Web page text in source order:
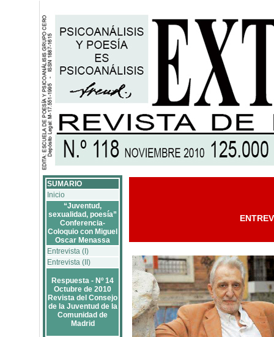
SUMARIO
Inicio
“Juventud,
sexualidad, poesía”
Conferencia-
Coloquio con Miguel
Oscar Menassa
Entrevista (I)
Entrevista (II)
Respuesta - Nº 14
Octubre de 2010
Revista del Consejo
de la Juventud de la
Comunidad de
Madrid